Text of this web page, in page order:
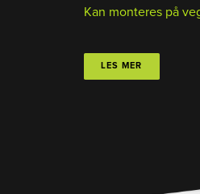
Kan monteres på
LES MER